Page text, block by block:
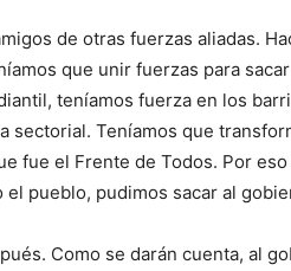
de otras fuerzas aliadas.
que unir fuerzas para
teníamos fuerza en los
sectorial. Teníamos que
fue el Frente de Todos. Por
pueblo, pudimos sacar al
Como se darán cuenta, al